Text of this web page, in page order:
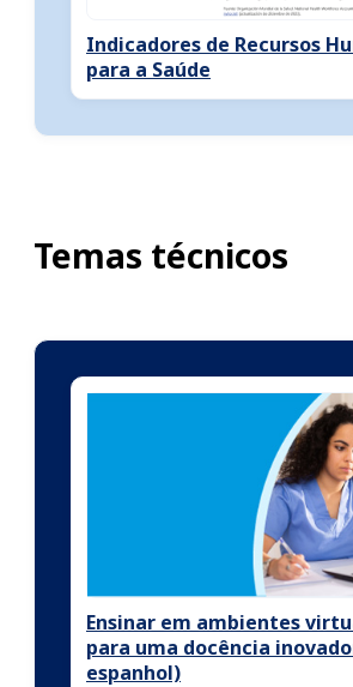
Indicadores de Recursos
para a Saúde
Temas técnicos
Ensinar em ambientes
para uma docência
espanhol)